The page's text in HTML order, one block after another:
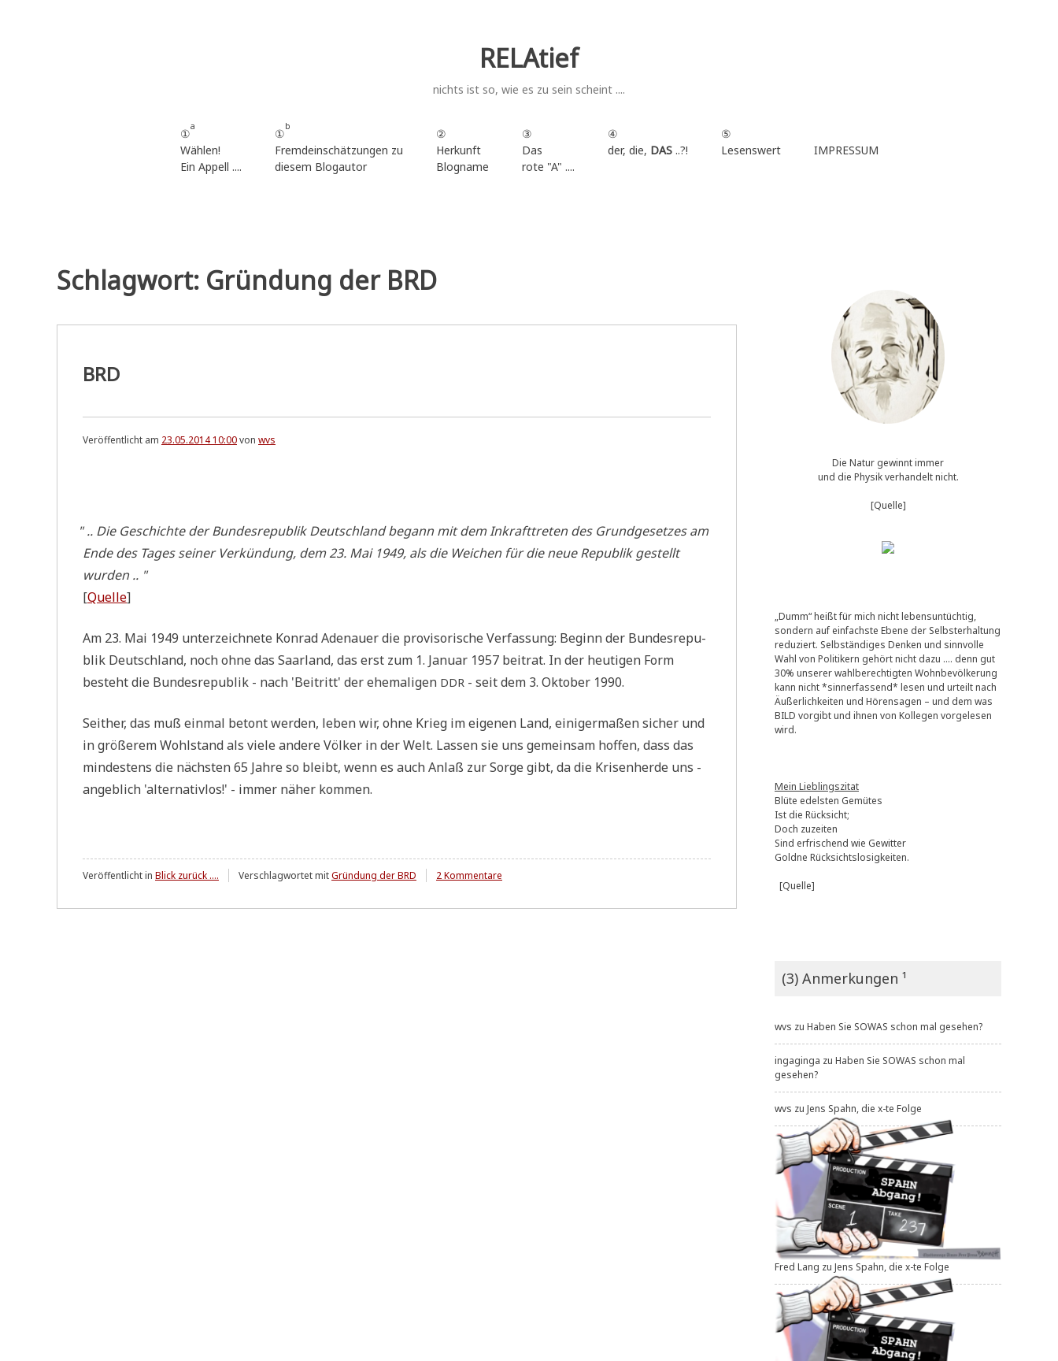
RELAtief
nichts ist so, wie es zu sein scheint ....
①
a
Wählen!
Ein Appell ....
①
b
Fremdeinschätzungen zu
diesem Blogautor
②
Herkunft
Blogname
③
Das
rote "A" ....
④
der, die, DAS..?!
⑤
Lesenswert
IMPRESSUM
Schlagwort: Gründung der BRD
BRD
Veröffentlicht am 23.05.2014 10:00von wvs
".. Die Geschich­te der Bun­des­re­pu­blik Deutsch­land begann mit dem Inkraft­tre­ten des Grund­ge­set­zes am
Ende des Tages sei­ner Ver­kün­dung, dem 23. Mai 1949, als die Wei­chen für die neue Repu­blik gestellt
wurden .. "
[Quel­le]
Am 23. Mai 1949 unter­zeich­ne­te Kon­rad Ade­nau­er die pro­vi­so­ri­sche Ver­fas­sung: Beginn der Bun­des­re­pu­
blik Deutsch­land, noch ohne das Saar­land, das erst zum 1. Janu­ar 1957 bei­trat. In der heu­ti­gen Form
besteht die Bun­des­re­pu­blik - nach 'Bei­tritt' der ehe­ma­li­gen DDR - seit dem 3. Okto­ber 1990.
Seit­her, das muß ein­mal betont wer­den, leben wir, ohne Krieg im eige­nen Land, eini­ger­ma­ßen sicher und
in grö­ße­rem Wohl­stand als vie­le ande­re Völ­ker in der Welt. Las­sen sie uns gemein­sam hof­fen, dass das
min­de­stens die näch­sten 65 Jah­re so bleibt, wenn es auch Anlaß zur Sor­ge gibt, da die Kri­sen­her­de uns -
angeb­lich 'alter­na­tiv­los!' - immer näher kommen.
Veröffentlicht in Blick zurück .... Verschlagwortet mitGründung der BRD 2 Kommentare
Die Natur gewinnt immer
und die Physik verhandelt nicht.
[Quelle]
„Dumm“ heißt für mich nicht lebensuntüchtig,
sondern auf einfachste Ebene der Selbsterhaltung
reduziert. Selbständiges Denken und sinnvolle
Wahl von Politikern gehört nicht dazu …. denn gut
30% unserer wahlberechtigten Wohnbevölkerung
kann nicht *sinnerfassend* lesen und urteilt nach
Äußerlichkeiten und Hörensagen – und dem was
BILD vorgibt und ihnen von Kollegen vorgelesen
wird.
Mein Lieblingszitat
Blüte edelsten Gemütes
Ist die Rücksicht;
Doch zuzeiten
Sind erfrischend wie Gewitter
Goldne Rücksichtslosigkeiten.
[Quelle]
(3) Anmerkungen ¹
wvs zu Haben Sie SOWAS schon mal gesehen?
ingaginga zu Haben Sie SOWAS schon mal
gesehen?
wvs zu Jens Spahn, die x-te Folge
Fred Lang zu Jens Spahn, die x-te Folge